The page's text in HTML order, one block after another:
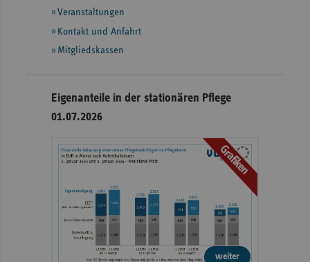
Veranstaltungen
Kontakt und Anfahrt
Mitgliedskassen
Eigenanteile in der stationären Pflege
01.07.2026
Grafiken
weiter